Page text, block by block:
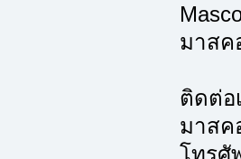
มาสค
ติดต่อ
มาสค